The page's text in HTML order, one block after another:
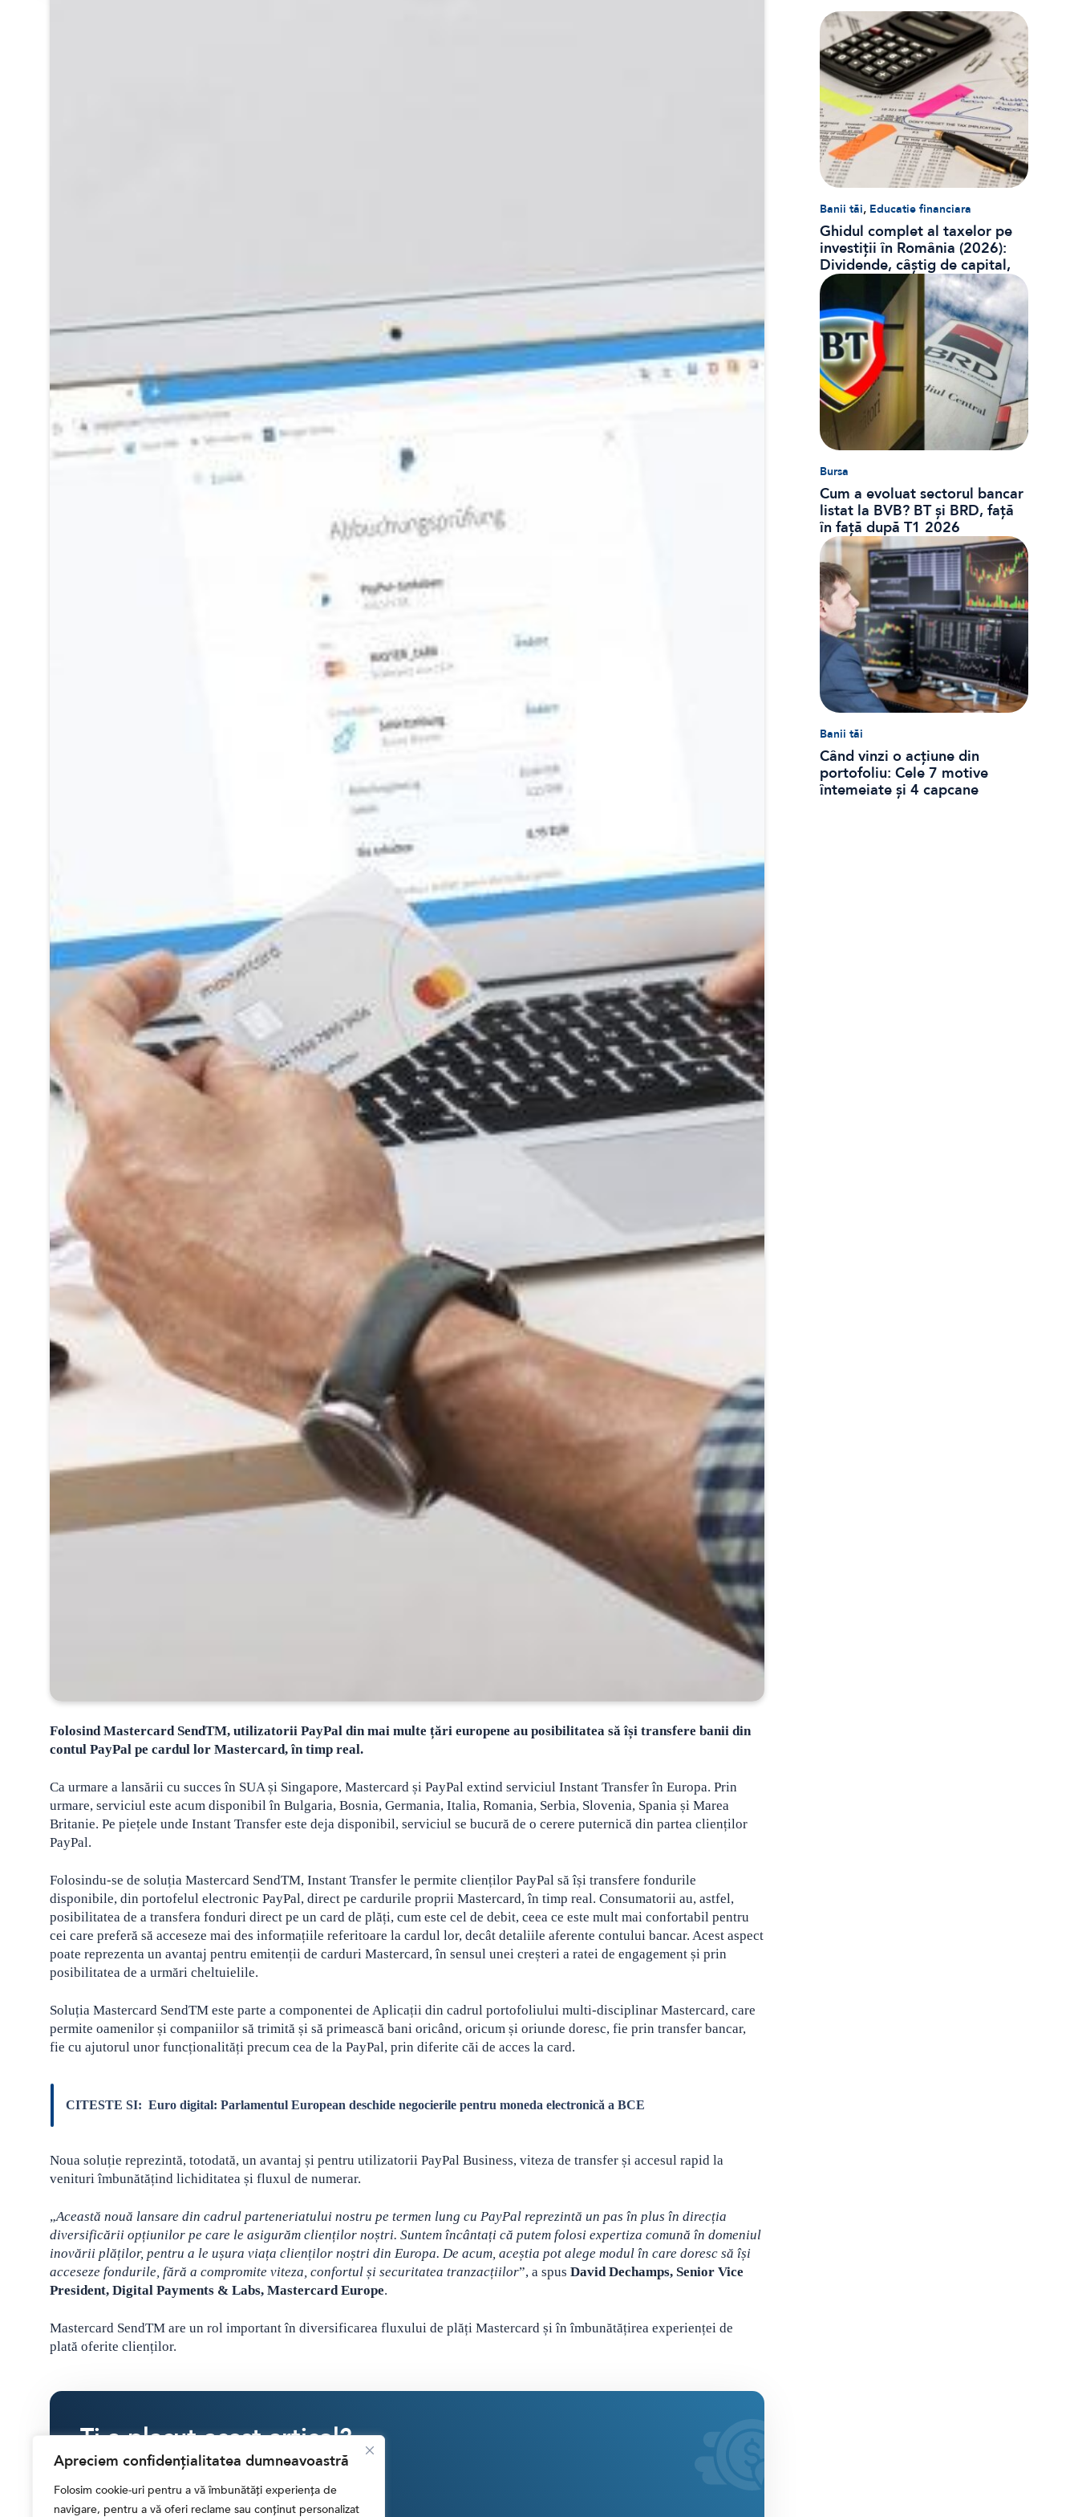
Apreciem confidențialitatea dumneavoastră
Folosim cookie-uri pentru a vă îmbunătăți experiența de
navigare, pentru a vă oferi reclame sau conținut personalizat
Folosind Mastercard SendTM, utilizatorii PayPal din mai multe țări europene au posibilitatea să își transfere banii din
contul PayPal pe cardul lor Mastercard, în timp real.
Ca urmare a lansării cu succes în SUA și Singapore, Mastercard și PayPal extind serviciul Instant Transfer în Europa. Prin
urmare, serviciul este acum disponibil în Bulgaria, Bosnia, Germania, Italia, Romania, Serbia, Slovenia, Spania și Marea
Britanie. Pe piețele unde Instant Transfer este deja disponibil, serviciul se bucură de o cerere puternică din partea clienților
PayPal.
Folosindu-se de soluția Mastercard SendTM, Instant Transfer le permite clienților PayPal să își transfere fondurile
disponibile, din portofelul electronic PayPal, direct pe cardurile proprii Mastercard, în timp real. Consumatorii au, astfel,
posibilitatea de a transfera fonduri direct pe un card de plăți, cum este cel de debit, ceea ce este mult mai confortabil pentru
cei care preferă să acceseze mai des informațiile referitoare la cardul lor, decât detaliile aferente contului bancar. Acest aspect
poate reprezenta un avantaj pentru emitenții de carduri Mastercard, în sensul unei creșteri a ratei de engagement și prin
posibilitatea de a urmări cheltuielile.
Soluția Mastercard SendTM este parte a componentei de Aplicații din cadrul portofoliului multi-disciplinar Mastercard, care
permite oamenilor și companiilor să trimită și să primească bani oricând, oricum și oriunde doresc, fie prin transfer bancar,
fie cu ajutorul unor funcționalități precum cea de la PayPal, prin diferite căi de acces la card.
CITESTE SI: Euro digital: Parlamentul European deschide negocierile pentru moneda electronică a BCE
Noua soluție reprezintă, totodată, un avantaj și pentru utilizatorii PayPal Business, viteza de transfer și accesul rapid la
venituri îmbunătățind lichiditatea și fluxul de numerar.
„Această nouă lansare din cadrul parteneriatului nostru pe termen lung cu PayPal reprezintă un pas în plus în direcția
diversificării opțiunilor pe care le asigurăm clienților noștri. Suntem încântați că putem folosi expertiza comună în domeniul
inovării plăților, pentru a le ușura viața clienților noștri din Europa. De acum, aceștia pot alege modul în care doresc să își
acceseze fondurile, fără a compromite viteza, confortul și securitatea tranzacțiilor”, a spus David Dechamps, Senior Vice
President, Digital Payments & Labs, Mastercard Europe.
Mastercard SendTM are un rol important în diversificarea fluxului de plăți Mastercard și în îmbunătățirea experienței de
plată oferite clienților.
Ti-a placut acest articol?
Susține activitatea Financial Market.
Banii tăi, Educatie financiara
Ghidul complet al taxelor pe
investiții în România (2026):
Dividende, câștig de capital,
dobânzi și CASS
Bursa
Cum a evoluat sectorul bancar
listat la BVB? BT și BRD, față
în față după T1 2026
Banii tăi
Când vinzi o acțiune din
portofoliu: Cele 7 motive
întemeiate și 4 capcane